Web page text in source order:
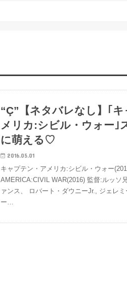
“Ç”【ネタバレなし】｢
メリカ:シビル・ウォー｣
に萌える♡
2016.05.01
キャプテン・アメリカ:シビル・ウォー
AMERICA:CIVIL WAR(2016) 監督:ルッソ
ァンス、 ロバート・ダウニーJr., ジェレ
ー…